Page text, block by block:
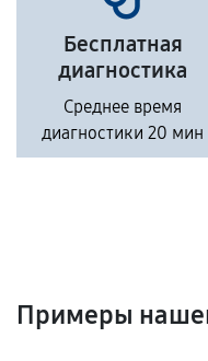
Бесплатная
диагностика
Среднее время
диагностики 20 мин
Примеры